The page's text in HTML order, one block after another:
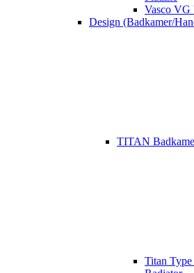
Vasco VG
Design (Badkamer/
TITAN
Titan